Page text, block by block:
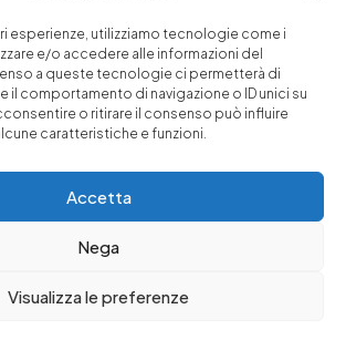
esperienze, utilizziamo tecnologie come i
e/o accedere alle informazioni del
a queste tecnologie ci permetterà di
il comportamento di navigazione o ID unici su
o ritirare il consenso può influire
caratteristiche e funzioni.
Accetta
Nega
Visualizza le preferenze
Chi siamo
Servizi di tutela legale
Notizie e approfondimenti
i diritti riservati